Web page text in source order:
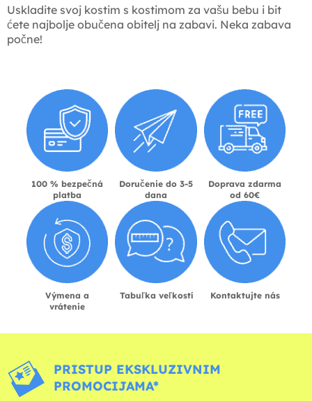
Uskladite svoj kostim s kostimom za vašu bebu i bit
ćete najbolje obučena obitelj na zabavi. Neka zabava
počne!
100 % bezpečná
platba
Doručenie do 3-5
dana
Doprava zdarma
od 60€
Výmena a
vrátenie
Tabuľka veľkostí Kontaktujte nás
PRISTUP EKSKLUZIVNIM
PROMOCIJAMA*